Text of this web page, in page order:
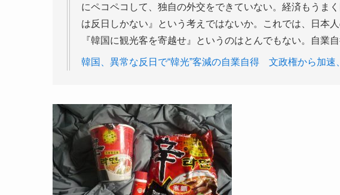
にペコペコして、独自の外交をできていない。経済もうま
は反日しかない』という考えではないか。これでは、日本
『韓国に観光客を寄越せ』というのはとんでもない。自業自
韓国、異常な反日で“韓光”客減の自業自得 文政権から加速